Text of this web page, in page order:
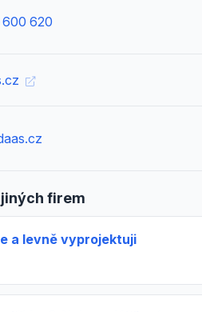
620
firem
a levně vyprojektuji